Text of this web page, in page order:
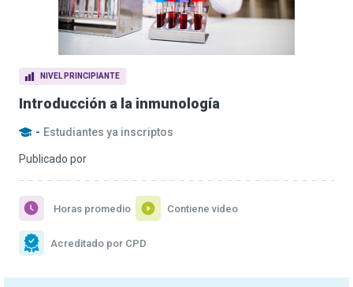
NIVEL PRINCIPIANTE
Introducción a la inmunología
- Estudiantes ya inscriptos
Publicado por
Horas promedio Contiene video
Acreditado por CPD